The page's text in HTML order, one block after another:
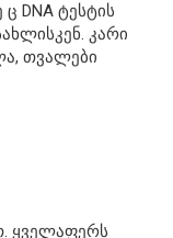
DNA ტესტის
კარი
თვალები
ყველაფერს